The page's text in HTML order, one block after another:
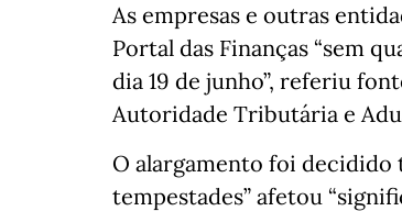
As empresas e outras
Portal das Finanças “sem
dia 19 de junho”, referiu
Autoridade Tributária e
O alargamento foi decidido
tempestades” afetou